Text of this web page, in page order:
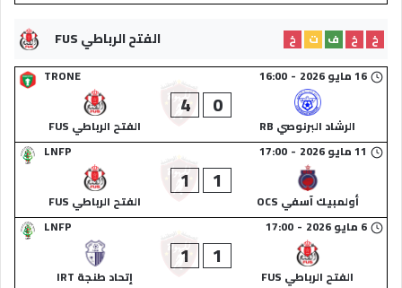
الفتح الرباطي FUS خ خ ف ت
خ
TRONE
16 مايو 2026 -
16:00
الرشاد البرنوصي RB
0
4
الفتح الرباطي FUS
LNFP
11 مايو 2026 -
17:00
أولمبيك آسفي OCS
1
1
الفتح الرباطي FUS
LNFP
6 مايو 2026 -
17:00
الفتح الرباطي FUS
1
1
إتحاد طنجة IRT